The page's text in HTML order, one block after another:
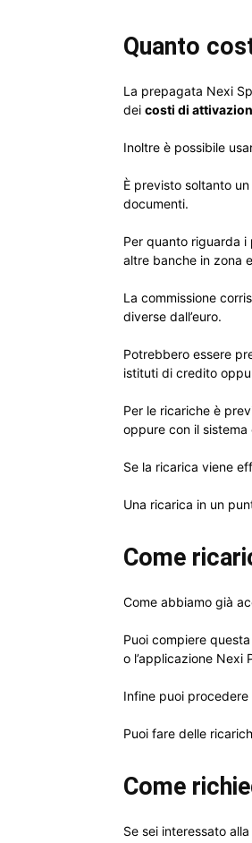
Quanto
La prepagata Nexi
dei costi di
Inoltre è possibile
È previsto soltanto
documenti.
Per quanto riguarda i
altre banche in zona
La commissione
diverse dall’euro.
Potrebbero essere
istituti di credito
Per le ricariche è
oppure con il
Se la ricarica viene
Una ricarica in un
Come
Come abbiamo già
Puoi compiere
o l’applicazione Nexi
Infine puoi
Puoi fare delle
Come
Se sei interessato